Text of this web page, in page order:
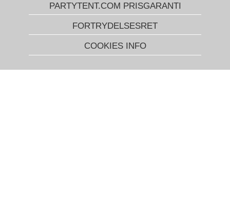
PARTYTENT.COM PRISGARANTI
FORTRYDELSESRET
COOKIES INFO